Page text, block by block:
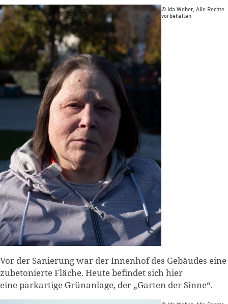
© Ida Weber, Alle Rechte
vorbehalten
Vor der Sanierung war der Innenhof des Gebäudes eine
zubetonierte Fläche. Heute befindet sich hier
eine parkartige Grünanlage, der „Garten der Sinne“.